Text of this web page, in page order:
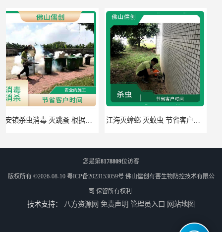
您是第8178809位访客
版权所有 ©2026-08-10 粤ICP备2023153059号 佛山儒创有害生物防控技术有限公
司 保留所有权利.
技术支持： 八方资源网 免责声明 管理员入口 网站地图